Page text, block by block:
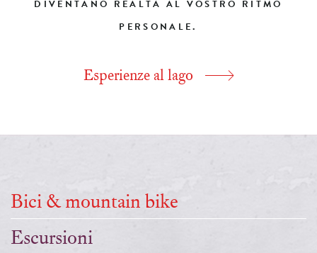
DIVENTANO REALTÀ AL VOSTRO RITMO
PERSONALE.
Esperienze al lago
Bici & mountain bike
Escursioni